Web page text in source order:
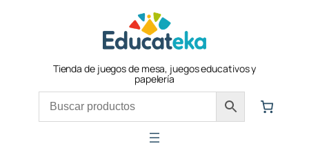
Tienda de juegos de mesa, juegos educativos y
papelería